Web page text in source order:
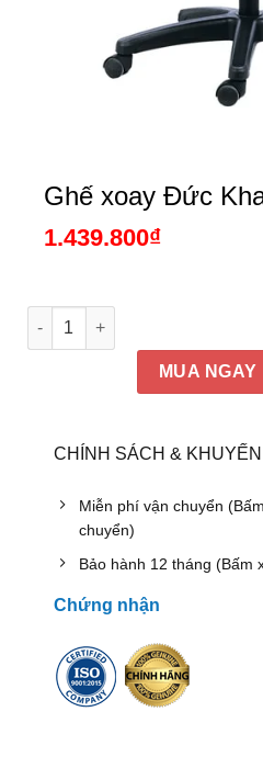
Ghế xoay Đức
1.439.800₫
Ghế xoay Đức Khang M1009-
MUA NGAY
CHÍNH SÁCH & KHUYẾN
Miễn phí vận chuyển
chuyển)
Bảo hành 12 tháng (Bấm
Chứng nhận